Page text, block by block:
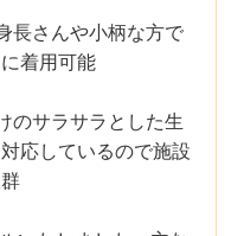
長さんや小柄な方で
着用可能
のサラサラとした生
応しているので施設